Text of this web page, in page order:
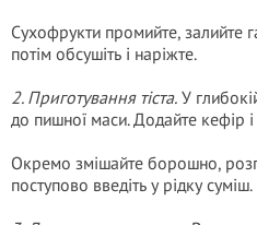
Сухофрукти промийте,
потім обсушіть і наріжте.
2. Приготування тіста. У
до пишної маси. Додайте кефір
Окремо змішайте борошно,
поступово введіть у рідку суміш.